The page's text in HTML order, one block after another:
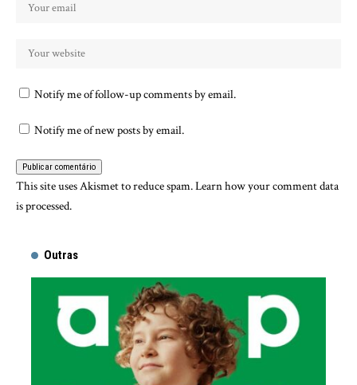
Notify me of follow-up comments by email.
Notify me of new posts by email.
This site uses Akismet to reduce spam.Learn how your comment data
is processed.
Outras